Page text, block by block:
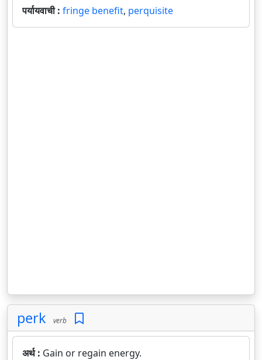
पर्यायवाची : fringe benefit, perquisite
perk verb
अर्थ : Gain or regain energy.